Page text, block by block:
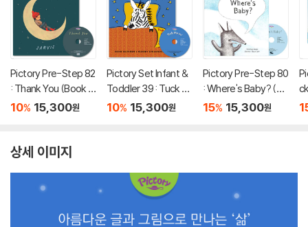
Pictory Pre-Step 82
: Thank You (Book +
CD)
10% 15,300원
Pictory Set Infant &
Toddler 39 : Tuck M
e In! (Book + CD)
10% 15,300원
Pictory Pre-Step 80
: Where's Baby? (Bo
ok + CD)
15% 15,300원
상세 이미지